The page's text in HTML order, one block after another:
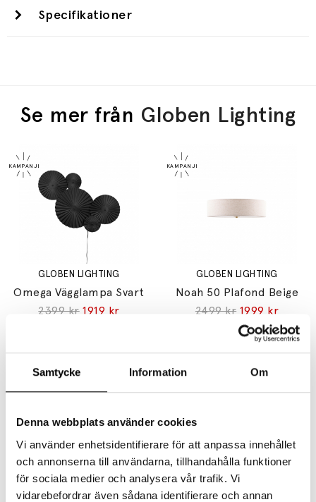
Samtycke Information Om
Denna webbplats använder cookies
Vi använder enhetsidentifierare för att anpassa innehållet
och annonserna till användarna, tillhandahålla funktioner
för sociala medier och analysera vår trafik. Vi
vidarebefordrar även sådana identifierare och annan
Specifikationer
Se mer från Globen Lighting
GLOBEN LIGHTING
Omega Vägglampa Svart
2399 kr 1919 kr
GLOBEN LIGHTING
Noah 50 Plafond Beige
2499 kr 1999 kr
GLOBEN LIGHTING
2399 kr
1919 kr
GLOBEN LIGHTING
Ray 70 Pendel Mud
2599 kr